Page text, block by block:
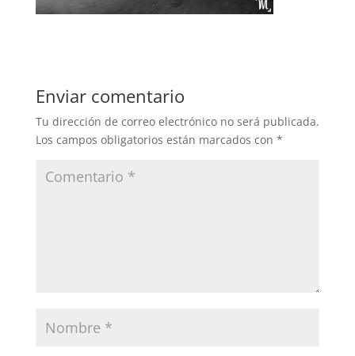
Enviar comentario
Tu dirección de correo electrónico no será publicada.
Los campos obligatorios están marcados con *